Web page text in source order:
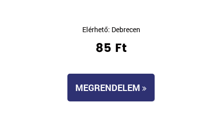
Elérhető: Debrecen
85 Ft
MEGRENDELEM